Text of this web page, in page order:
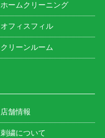
ホームクリーニング
オフィスフィル
クリーンルーム
店舗情報
刺繍について